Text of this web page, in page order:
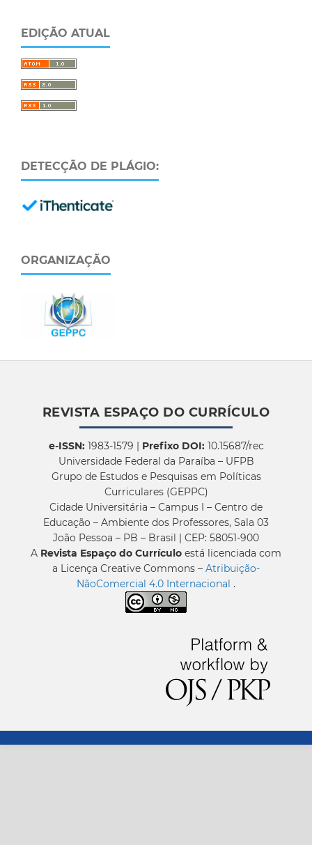
EDIÇÃO ATUAL
DETECÇÃO DE PLÁGIO:
ORGANIZAÇÃO
REVISTA ESPAÇO DO CURRÍCULO
e-ISSN:1983-1579 | Prefixo DOI:10.15687/rec
Universidade Federal da Paraíba – UFPB
Grupo de Estudos e Pesquisas em Políticas
Curriculares (GEPPC)
Cidade Universitária – Campus I – Centro de
Educação – Ambiente dos Professores, Sala 03
João Pessoa – PB – Brasil | CEP: 58051-900
A Revista Espaço do Currículo está licenciada com
a Licença Creative Commons – Atribuição-
NãoComercial 4.0 Internacional .